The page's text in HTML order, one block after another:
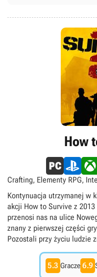
How
Crafting, Elementy RPG,
Podzielony/wspólny ekran,
izometryczny, Zombie
Kontynuacja utrzymanej w
akcji How to Survive z
przenosi nas na ulice
znany z pierwszej części
Pozostali przy życiu ludzie
łączenia się w grupy
innych użytecznych
nie zmieniła się znacząco,
5.3 Gracze 6.9